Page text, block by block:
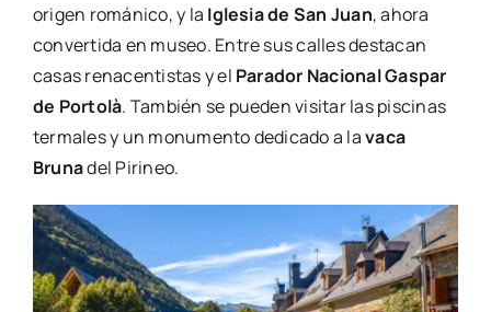
origen románico, y la Iglesia de San Juan, ahora
convertida en museo. Entre sus calles destacan
casas renacentistas y el Parador Nacional Gaspar
de Portolà. También se pueden visitar las piscinas
termales y un monumento dedicado a lavaca
Brunadel Pirineo.